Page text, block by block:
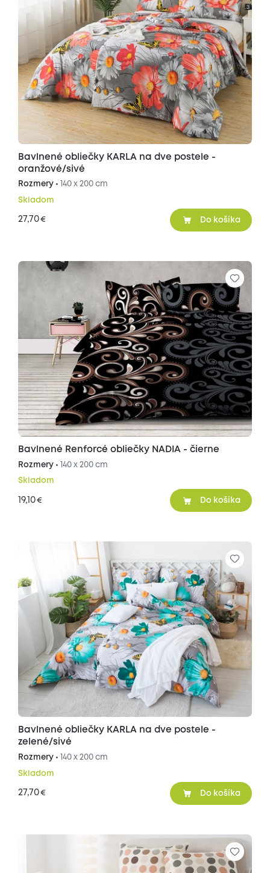
Bavlnené obliečky KARLA na dve postele -
oranžové/sivé
Rozmery • 140 x 200 cm
Skladom
27,70€ Do košíka
Bavlnené Renforcé obliečky NADIA - čierne
Rozmery • 140 x 200 cm
Skladom
19,10€ Do košíka
Bavlnené obliečky KARLA na dve postele -
zelené/sivé
Rozmery • 140 x 200 cm
Skladom
27,70€ Do košíka